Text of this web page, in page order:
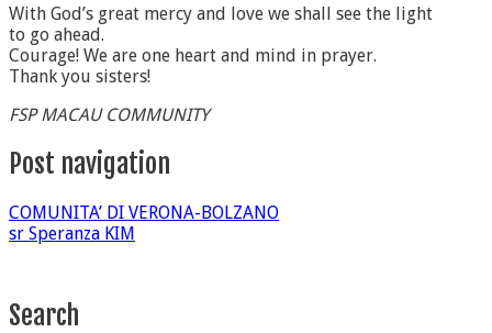
With God’s great mercy and love we shall see the light
to go ahead.
Courage! We are one heart and mind in prayer.
Thank you sisters!
FSP MACAU COMMUNITY
Post navigation
COMUNITA’ DI VERONA-BOLZANO
sr Speranza KIM
Search